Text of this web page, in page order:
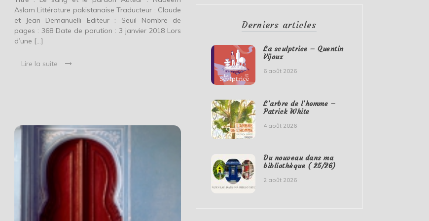
Aslam Littérature pakistanaise Traducteur : Claude
et Jean Demanuelli Editeur : Seuil Nombre de
pages : 368 Date de parution : 3 janvier 2018 Lors
d’une […]
Lire la suite
Derniers articles
La sculptrice – Quentin
Vijoux
6 août 2026
L’arbre de l’homme –
Patrick White
4 août 2026
Du nouveau dans ma
bibliothèque ( 25/26)
2 août 2026